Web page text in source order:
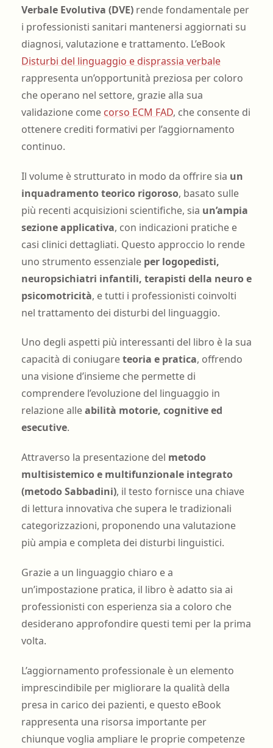
Verbale Evolutiva (DVE)rende fondamentale per
i professionisti sanitari mantenersi aggiornati su
diagnosi, valutazione e trattamento. L’eBook
Disturbi del linguaggio e disprassia verbale
rappresenta un’opportunità preziosa per coloro
che operano nel settore, grazie alla sua
validazione come corso ECM FAD, che consente di
ottenere crediti formativi per l’aggiornamento
continuo.
Il volume è strutturato in modo da offrire sia un
inquadramento teorico rigoroso, basato sulle
più recenti acquisizioni scientifiche, sia un’ampia
sezione applicativa, con indicazioni pratiche e
casi clinici dettagliati. Questo approccio lo rende
uno strumento essenziale per logopedisti,
neuropsichiatri infantili, terapisti della neuro e
psicomotricità, e tutti i professionisti coinvolti
nel trattamento dei disturbi del linguaggio.
Uno degli aspetti più interessanti del libro è la sua
capacità di coniugareteoria e pratica, offrendo
una visione d’insieme che permette di
comprendere l’evoluzione del linguaggio in
relazione alleabilità motorie, cognitive ed
esecutive.
Attraverso la presentazione del metodo
multisistemico e multifunzionale integrato
(metodo Sabbadini), il testo fornisce una chiave
di lettura innovativa che supera le tradizionali
categorizzazioni, proponendo una valutazione
più ampia e completa dei disturbi linguistici.
Grazie a un linguaggio chiaro e a
un’impostazione pratica, il libro è adatto sia ai
professionisti con esperienza sia a coloro che
desiderano approfondire questi temi per la prima
volta.
L’aggiornamento professionale è un elemento
imprescindibile per migliorare la qualità della
presa in carico dei pazienti, e questo eBook
rappresenta una risorsa importante per
chiunque voglia ampliare le proprie competenze